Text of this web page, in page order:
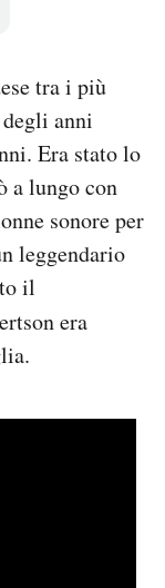
tra i più
anni
Era stato lo
a lungo con
sonore per
leggendario
il
era